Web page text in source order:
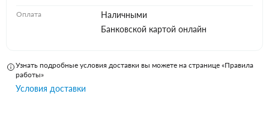
Оплата
Наличными
Банковской картой онлайн
Узнать подробные условия доставки вы можете на странице «Правила
работы»
Условия доставки